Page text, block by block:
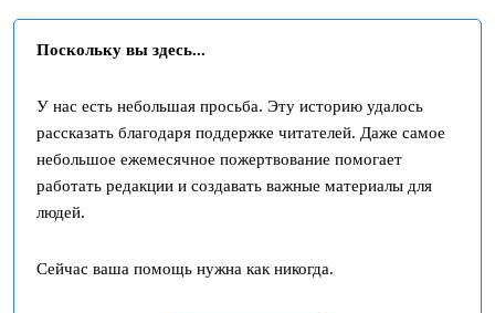
Поскольку вы здесь...
У нас есть небольшая просьба. Эту историю удалось
рассказать благодаря поддержке читателей. Даже самое
небольшое ежемесячное пожертвование помогает
работать редакции и создавать важные материалы для
людей.
Сейчас ваша помощь нужна как никогда.